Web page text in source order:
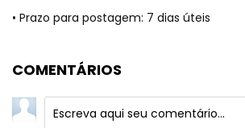
• Prazo para postagem: 7 dias úteis
COMENTÁRIOS